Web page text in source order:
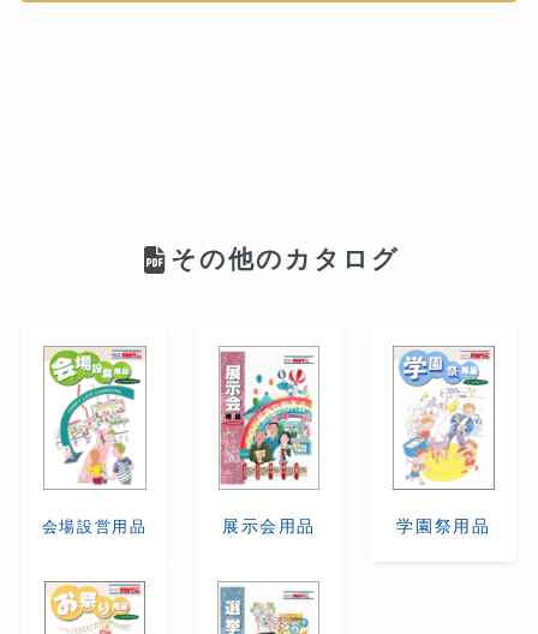
その他のカタログ
会場設営用品 展示会用品 学園祭用品